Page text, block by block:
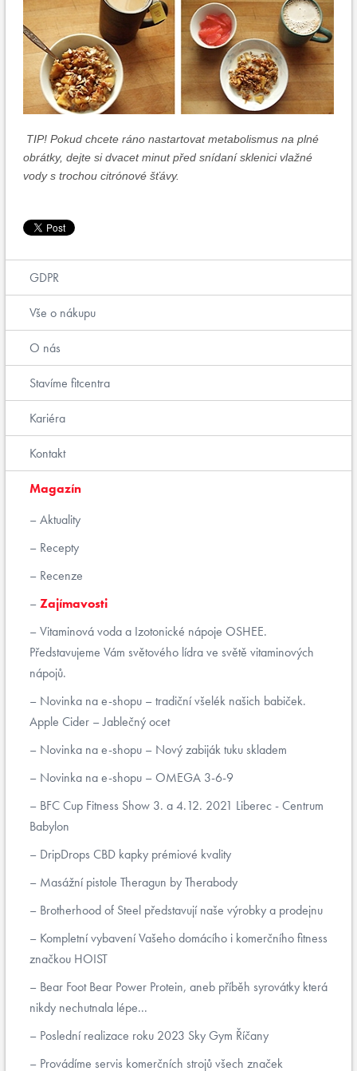
TIP! Pokud chcete ráno nastartovat metabolismus na plné
obrátky, dejte si dvacet minut před snídaní sklenici vlažné
vody s trochou citrónové šťávy.
GDPR
Vše o nákupu
O nás
Stavíme fitcentra
Kariéra
Kontakt
Magazín
Aktuality
Recepty
Recenze
Zajímavosti
Vitaminová voda a Izotonické nápoje OSHEE.
Představujeme Vám světového lídra ve světě vitaminových
nápojů.
Novinka na e-shopu – tradiční všelék našich babiček.
Apple Cider – Jablečný ocet
Novinka na e-shopu – Nový zabiják tuku skladem
Novinka na e-shopu – OMEGA 3-6-9
BFC Cup Fitness Show 3. a 4.12. 2021 Liberec - Centrum
Babylon
DripDrops CBD kapky prémiové kvality
Masážní pistole Theragun by Therabody
Brotherhood of Steel představují naše výrobky a prodejnu
Kompletní vybavení Vašeho domácího i komerčního fitness
značkou HOIST
Bear Foot Bear Power Protein, aneb příběh syrovátky která
nikdy nechutnala lépe...
Poslední realizace roku 2023 Sky Gym Říčany
Provádíme servis komerčních strojů všech značek